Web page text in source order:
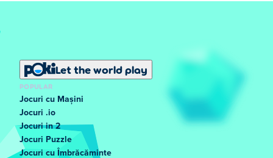
Let the world play
POPULAR
Jocuri cu Mașini
Jocuri .io
Jocuri in 2
Jocuri Puzzle
Jocuri cu Îmbrăcăminte